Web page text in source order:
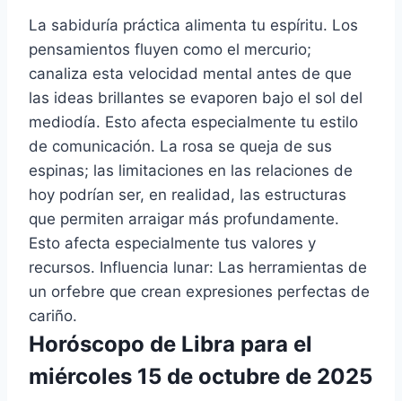
La sabiduría práctica alimenta tu espíritu. Los
pensamientos fluyen como el mercurio;
canaliza esta velocidad mental antes de que
las ideas brillantes se evaporen bajo el sol del
mediodía. Esto afecta especialmente tu estilo
de comunicación. La rosa se queja de sus
espinas; las limitaciones en las relaciones de
hoy podrían ser, en realidad, las estructuras
que permiten arraigar más profundamente.
Esto afecta especialmente tus valores y
recursos. Influencia lunar: Las herramientas de
un orfebre que crean expresiones perfectas de
cariño.
Horóscopo de Libra para el
miércoles 15 de octubre de 2025